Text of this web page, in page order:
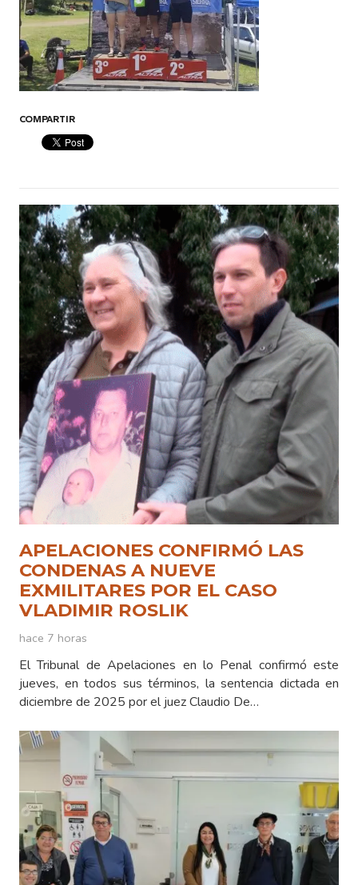
COMPARTIR
APELACIONES CONFIRMÓ LAS
CONDENAS A NUEVE
EXMILITARES POR EL CASO
VLADIMIR ROSLIK
hace 7 horas
El Tribunal de Apelaciones en lo Penal confirmó este
jueves, en todos sus términos, la sentencia dictada en
diciembre de 2025 por el juez Claudio De…